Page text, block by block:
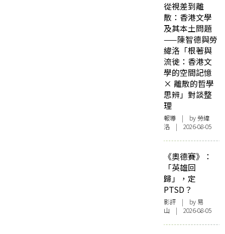
從視差到離
散：香港文學
及其本土問題
——陳智德與勞
緯洛「根著與
流徙：香港文
學的空間記憶
× 離散的哲學
思辨」對談整
理
報導 | by 勞緯
洛 | 2026-08-05
《奧德賽》：
「英雄回
歸」，定
PTSD？
影評 | by 易
山 | 2026-08-05